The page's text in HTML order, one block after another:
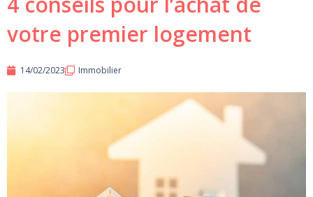
votre premier logement
14/02/2023 Immobilier